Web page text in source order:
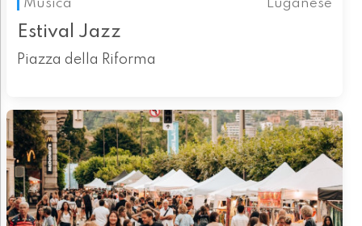
Musica
Luganese
Estival Jazz
Piazza della Riforma